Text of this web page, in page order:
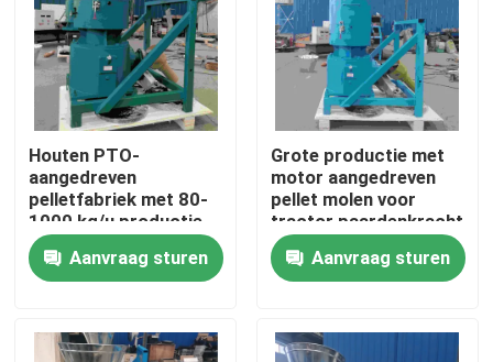
Thuis
Producten
Houten PTO-
aangedreven
pelletfabriek met 80-
1000 kg/u productie
voor de productie van
houten pellet
Aanvraag sturen
Grote productie met
motor aangedreven
pellet molen voor
tractor paardenkracht
10-80 pk
Aanvraag sturen